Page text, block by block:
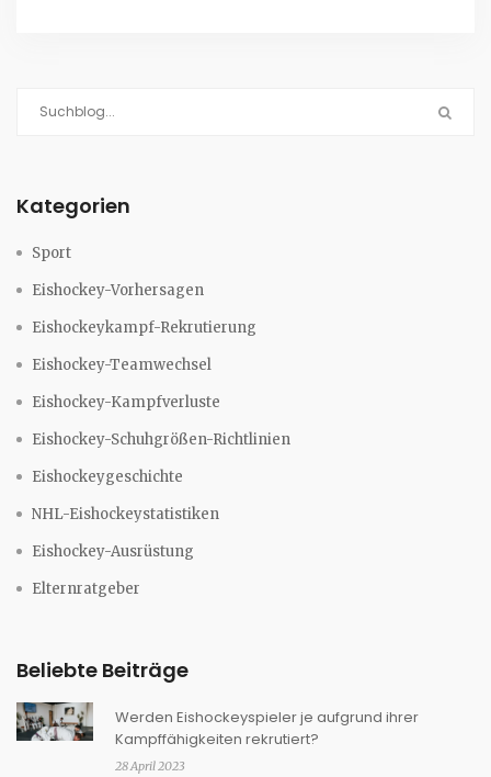
spannender Kampf sein, den zu beobachten. Es wird
Kategorien
Sport
Eishockey-Vorhersagen
Eishockeykampf-Rekrutierung
Eishockey-Teamwechsel
Eishockey-Kampfverluste
Eishockey-Schuhgrößen-Richtlinien
Eishockeygeschichte
NHL-Eishockeystatistiken
Eishockey-Ausrüstung
Elternratgeber
Beliebte Beiträge
Werden Eishockeyspieler je aufgrund ihrer
Kampffähigkeiten rekrutiert?
28 April 2023